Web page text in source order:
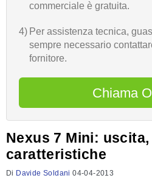
commerciale è gratuita.
4) Per assistenza tecnica,
sempre necessario
fornitore.
Chiama
Nexus 7 Mini:
caratteristiche
Di Davide Soldani 04-04-2013